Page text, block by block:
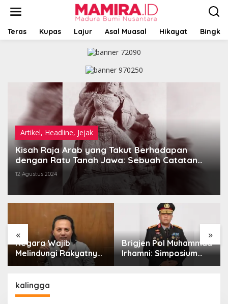
t
Teras Kupas Lajur Asal Muasal Hikayat Bingkai
Artikel, Headline, Jejak
Kisah Raja Arab yang Takut Berhadapan
dengan Ratu Tanah Jawa: Sebuah Catatan
Orang-orang Asing
12 Agustus 2024
« »
Negara Wajib
Melindungi Rakyatnya:
Catatan tentang Nasib
Belerang Kawah Ijen
Brigjen Pol Muhammad
Irhamni: Simposium
Nasional Outlook
kalingga